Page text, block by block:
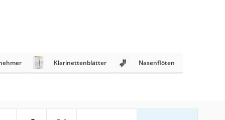
Klarinettenblätter Nasenflöten